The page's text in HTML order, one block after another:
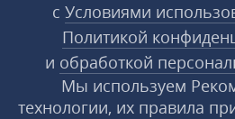
с Условиями
Политикой
и обработкой
Мы используем
технологии, их правила